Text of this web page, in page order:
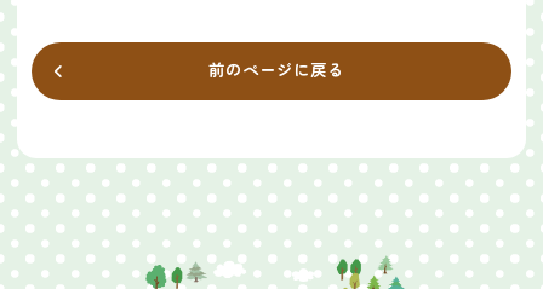
前のページに戻る